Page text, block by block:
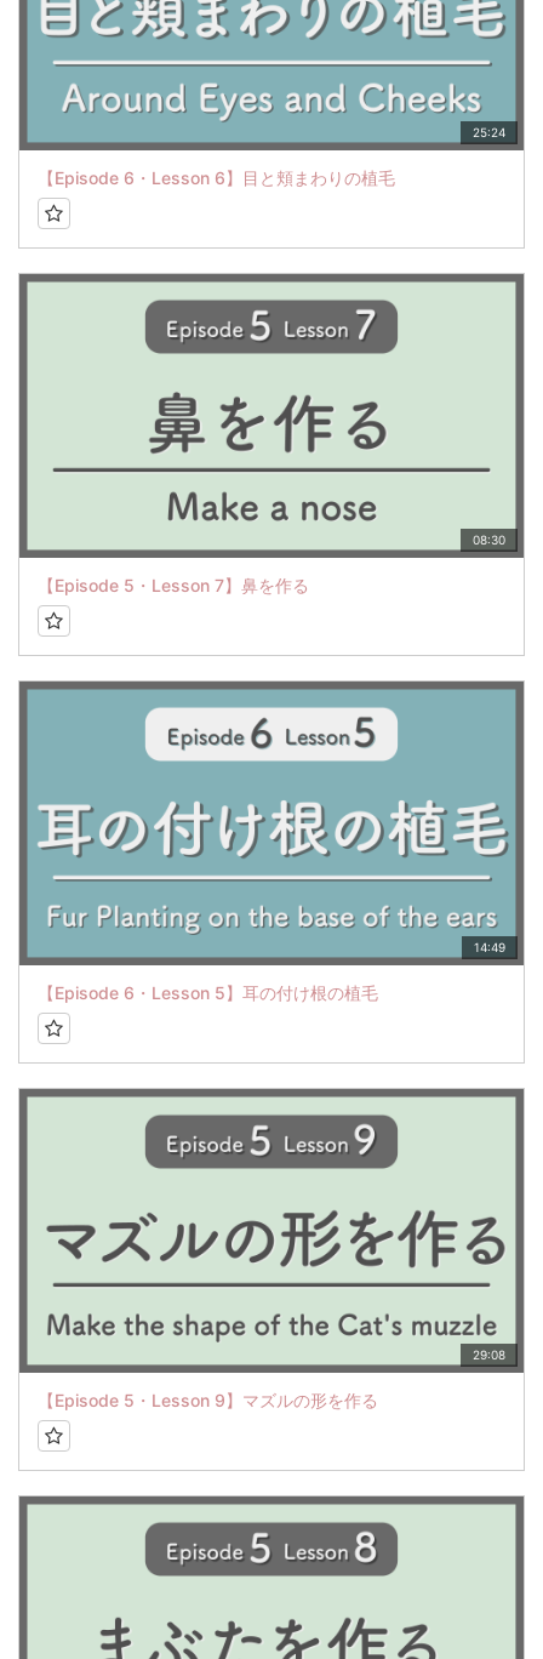
25:24
【Episode 6・Lesson 6】目と頬まわりの植毛
08:30
【Episode 5・Lesson 7】鼻を作る
14:49
【Episode 6・Lesson 5】耳の付け根の植毛
29:08
【Episode 5・Lesson 9】マズルの形を作る